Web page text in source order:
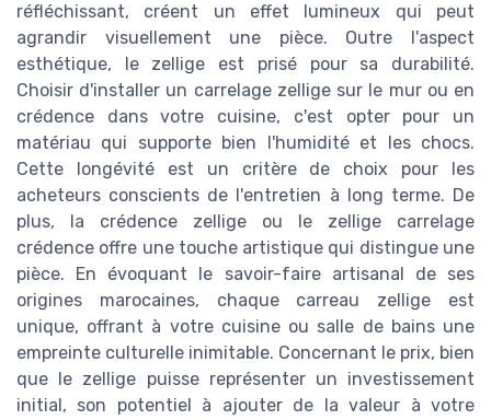
réfléchissant, créent un effet lumineux qui peut
agrandir visuellement une pièce. Outre l'aspect
esthétique, le zellige est prisé pour sa durabilité.
Choisir d'installer un carrelage zellige sur le mur ou en
crédence dans votre cuisine, c'est opter pour un
matériau qui supporte bien l'humidité et les chocs.
Cette longévité est un critère de choix pour les
acheteurs conscients de l'entretien à long terme. De
plus, la crédence zellige ou le zellige carrelage
crédence offre une touche artistique qui distingue une
pièce. En évoquant le savoir-faire artisanal de ses
origines marocaines, chaque carreau zellige est
unique, offrant à votre cuisine ou salle de bains une
empreinte culturelle inimitable. Concernant le prix, bien
que le zellige puisse représenter un investissement
initial, son potentiel à ajouter de la valeur à votre